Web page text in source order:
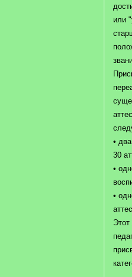
или
•
30
•
•